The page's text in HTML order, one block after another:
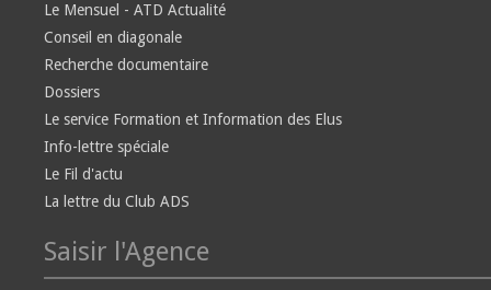
Le Mensuel - ATD Actualité
Conseil en diagonale
Recherche documentaire
Dossiers
Le service Formation et Information des Elus
Info-lettre spéciale
Le Fil d'actu
La lettre du Club ADS
Saisir l'Agence